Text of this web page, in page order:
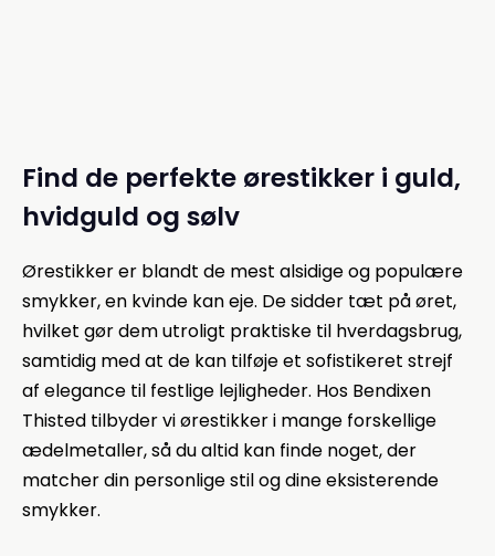
Find de perfekte ørestikker i guld,
hvidguld og sølv
Ørestikker er blandt de mest alsidige og populære
smykker, en kvinde kan eje. De sidder tæt på øret,
hvilket gør dem utroligt praktiske til hverdagsbrug,
samtidig med at de kan tilføje et sofistikeret strejf
af elegance til festlige lejligheder. Hos Bendixen
Thisted tilbyder vi ørestikker i mange forskellige
ædelmetaller, så du altid kan finde noget, der
matcher din personlige stil og dine eksisterende
smykker.